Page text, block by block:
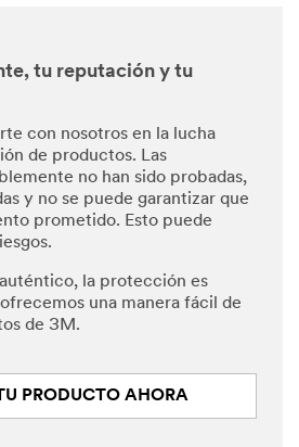
tu reputación y tu
con nosotros en la lucha
de productos. Las
no han sido probadas,
y no se puede garantizar que
prometido. Esto puede
la protección es
una manera fácil de
de 3M.
PRODUCTO AHORA